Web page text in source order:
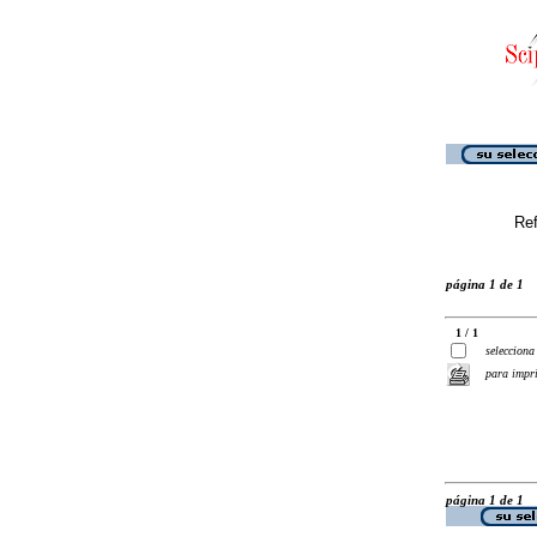
página 1 de 1
1 / 1
selecciona
para
página 1 de 1